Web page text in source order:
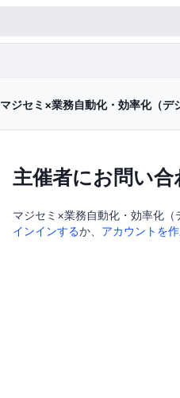
マジセミ×業務自動化・効率化（デ
主催者にお問い合
マジセミ×業務自動化・効率化
インインするか、 アカウントを